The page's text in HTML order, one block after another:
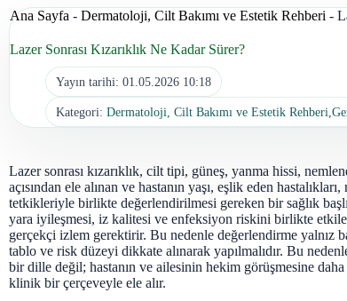
Ana Sayfa - Dermatoloji, Cilt Bakımı ve Estetik Rehberi -
Lazer Sonrası Kızarıklık Ne Kadar Sürer?
Yayın tarihi: 01.05.2026 10:18
Kategori: Dermatoloji, Cilt Bakımı ve Estetik Rehberi
Lazer sonrası kızarıklık, cilt tipi, güneş, yanma hissi,
açısından ele alınan ve hastanın yaşı, eşlik eden
tetkikleriyle birlikte değerlendirilmesi gereken bir sağlık
yara iyileşmesi, iz kalitesi ve enfeksiyon riskini birlikte
gerçekçi izlem gerektirir. Bu nedenle değerlendirme yalnız
tablo ve risk düzeyi dikkate alınarak yapılmalıdır. Bu
bir dille değil; hastanın ve ailesinin hekim görüşmesine daha
klinik bir çerçeveyle ele alır.